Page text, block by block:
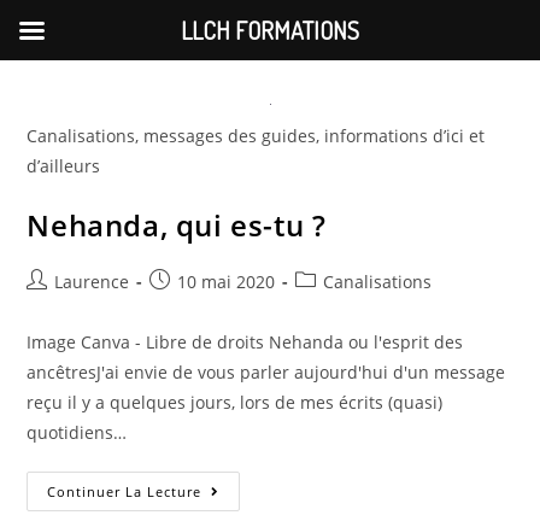
contentCanalisations, messages des guides, informations d’ici et
d’ailleurs
Nehanda, qui es-tu ?
Auteur/autrice
la
publication :
Laurence
Publication
10 mai 2020
PostCanalisations
Image Canva - Libre de droits Nehanda ou l'esprit des
ancêtresJ'ai envie de vous parler aujourd'hui d'un message
reçu il y a quelques jours, lors de mes écrits (quasi)
quotidiens…
Continuer La Lecture Nehanda,
Qui
LLCH FORMATIONS